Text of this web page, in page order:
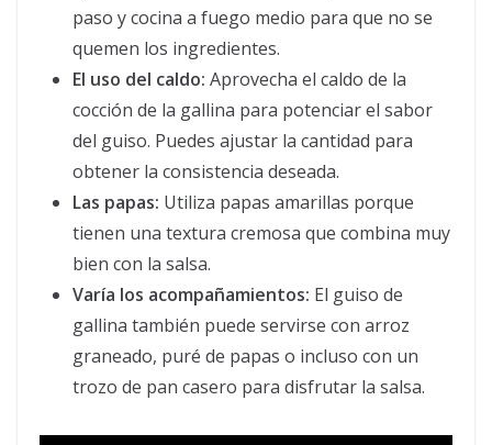
paso y cocina a fuego medio para que no se
quemen los ingredientes.
El uso del caldo: Aprovecha el caldo de la
cocción de la gallina para potenciar el sabor
del guiso. Puedes ajustar la cantidad para
obtener la consistencia deseada.
Las papas: Utiliza papas amarillas porque
tienen una textura cremosa que combina muy
bien con la salsa.
Varía los acompañamientos: El guiso de
gallina también puede servirse con arroz
graneado, puré de papas o incluso con un
trozo de pan casero para disfrutar la salsa.